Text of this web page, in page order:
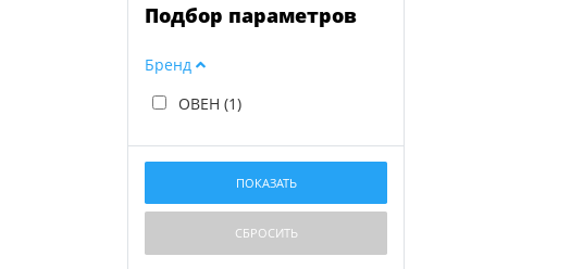
Подбор параметров
Бренд
ОВЕН (1)